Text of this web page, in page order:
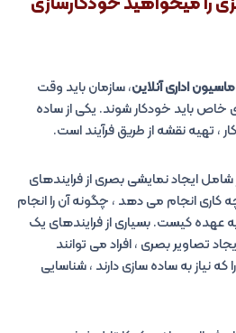
اداری آنلاین، سازمان باید وقت
خاص باید خودکار شوند. یکی از ساده
، تهیه نقشه از طریق فرآیند است.
شامل ایجاد نمایشی بصری از فرایندهای
کاری انجام می دهد ، چگونه آن را انجام
کیست. بسیاری از فرایندهای یک
تصاویر بصری ، افراد می توانند
نیاز به ساده سازی دارند ، شناسایی